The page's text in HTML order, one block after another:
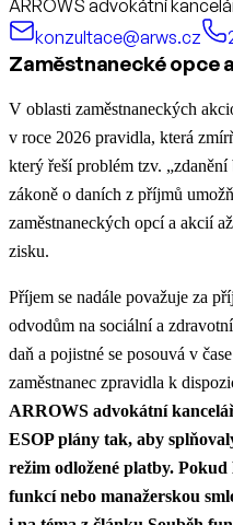
ARROWS advokátní
konzultace@arws.cz
Zaměstnanecké opce
V oblasti zaměstnaneckých
v roce 2026 pravidla, která
který řeší problém tzv.
zákoně o daních z příjmů
zaměstnaneckých opcí a akcií
zisku.
Příjem se nadále považuje za
odvodům na sociální a
daň a pojistné se posouvá v
zaměstnanec zpravidla k
ARROWS advokátní
ESOP plány tak, aby
režim odložené platby. Pokud
funkcí nebo manažerskou